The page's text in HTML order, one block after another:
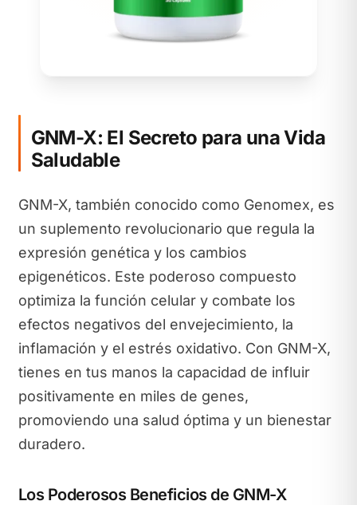
GNM-X: El Secreto para una Vida
Saludable
GNM-X, también conocido como Genomex, es
un suplemento revolucionario que regula la
expresión genética y los cambios
epigenéticos. Este poderoso compuesto
optimiza la función celular y combate los
efectos negativos del envejecimiento, la
inflamación y el estrés oxidativo. Con GNM-X,
tienes en tus manos la capacidad de influir
positivamente en miles de genes,
promoviendo una salud óptima y un bienestar
duradero.
Los Poderosos Beneficios de GNM-X